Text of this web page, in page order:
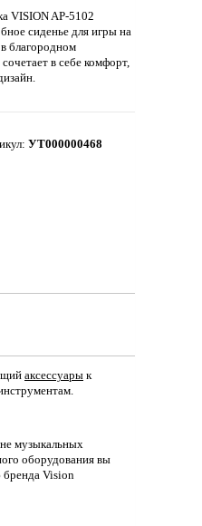
VISION AP-5102
сиденье для игры на
благородном
в себе комфорт,
УТ000000468
аксессуары к
музыкальных
оборудования вы
Vision